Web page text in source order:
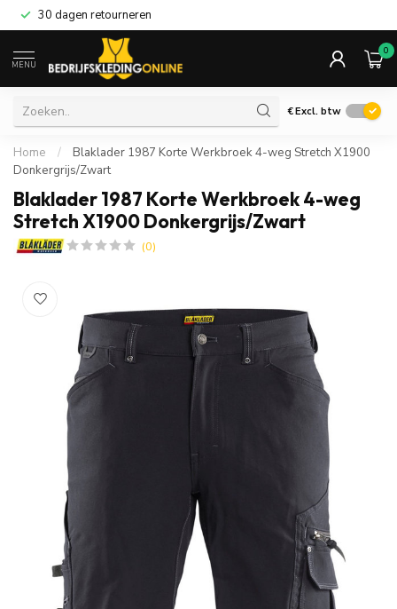
30 dagen retourneren
MENU
0
€Excl. btw
Home /
Blaklader 1987 Korte Werkbroek 4-weg Stretch X1900
Donkergrijs/Zwart
Blaklader 1987 Korte Werkbroek 4-weg
Stretch X1900 Donkergrijs/Zwart
(0)